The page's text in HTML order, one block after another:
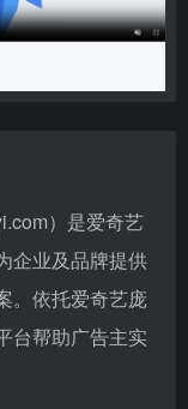
）是爱奇艺
企业及品牌提供
。依托爱奇艺庞
台帮助广告主实